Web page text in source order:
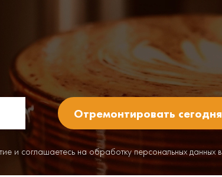
и соглашаетесь на обработку персональных данных в